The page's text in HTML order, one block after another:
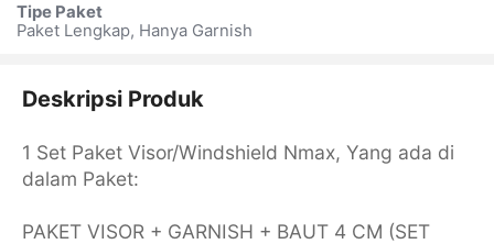
Tipe Paket
Paket Lengkap, Hanya Garnish
Deskripsi Produk
1 Set Paket Visor/Windshield Nmax, Yang ada di
dalam Paket:
PAKET VISOR + GARNISH + BAUT 4 CM (SET